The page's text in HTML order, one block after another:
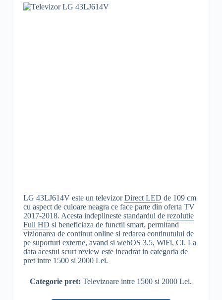
LG 43LJ614V este un televizorDirect LED de 109 cm
cu aspect de culoare neagra ce face parte din oferta TV
2017-2018. Acesta indeplineste standardul de rezolutie
Full HD si beneficiaza de functii smart, permitand
vizionarea de continut online si redarea continutului de
pe suporturi externe, avand si webOS 3.5, WiFi, CI. La
data acestui scurt review este incadrat in categoria de
pret intre 1500 si 2000 Lei.
Categorie pret:Televizoare intre 1500 si 2000 Lei.